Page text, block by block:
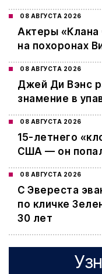
08 АВГУСТА 2026
Актеры «Клана
на похоронах
08 АВГУСТА 2026
Джей Ди Вэнс
знамение в
08 АВГУСТА 2026
15-летнего
США — он
08 АВГУСТА 2026
С Эвереста
по кличке
30 лет